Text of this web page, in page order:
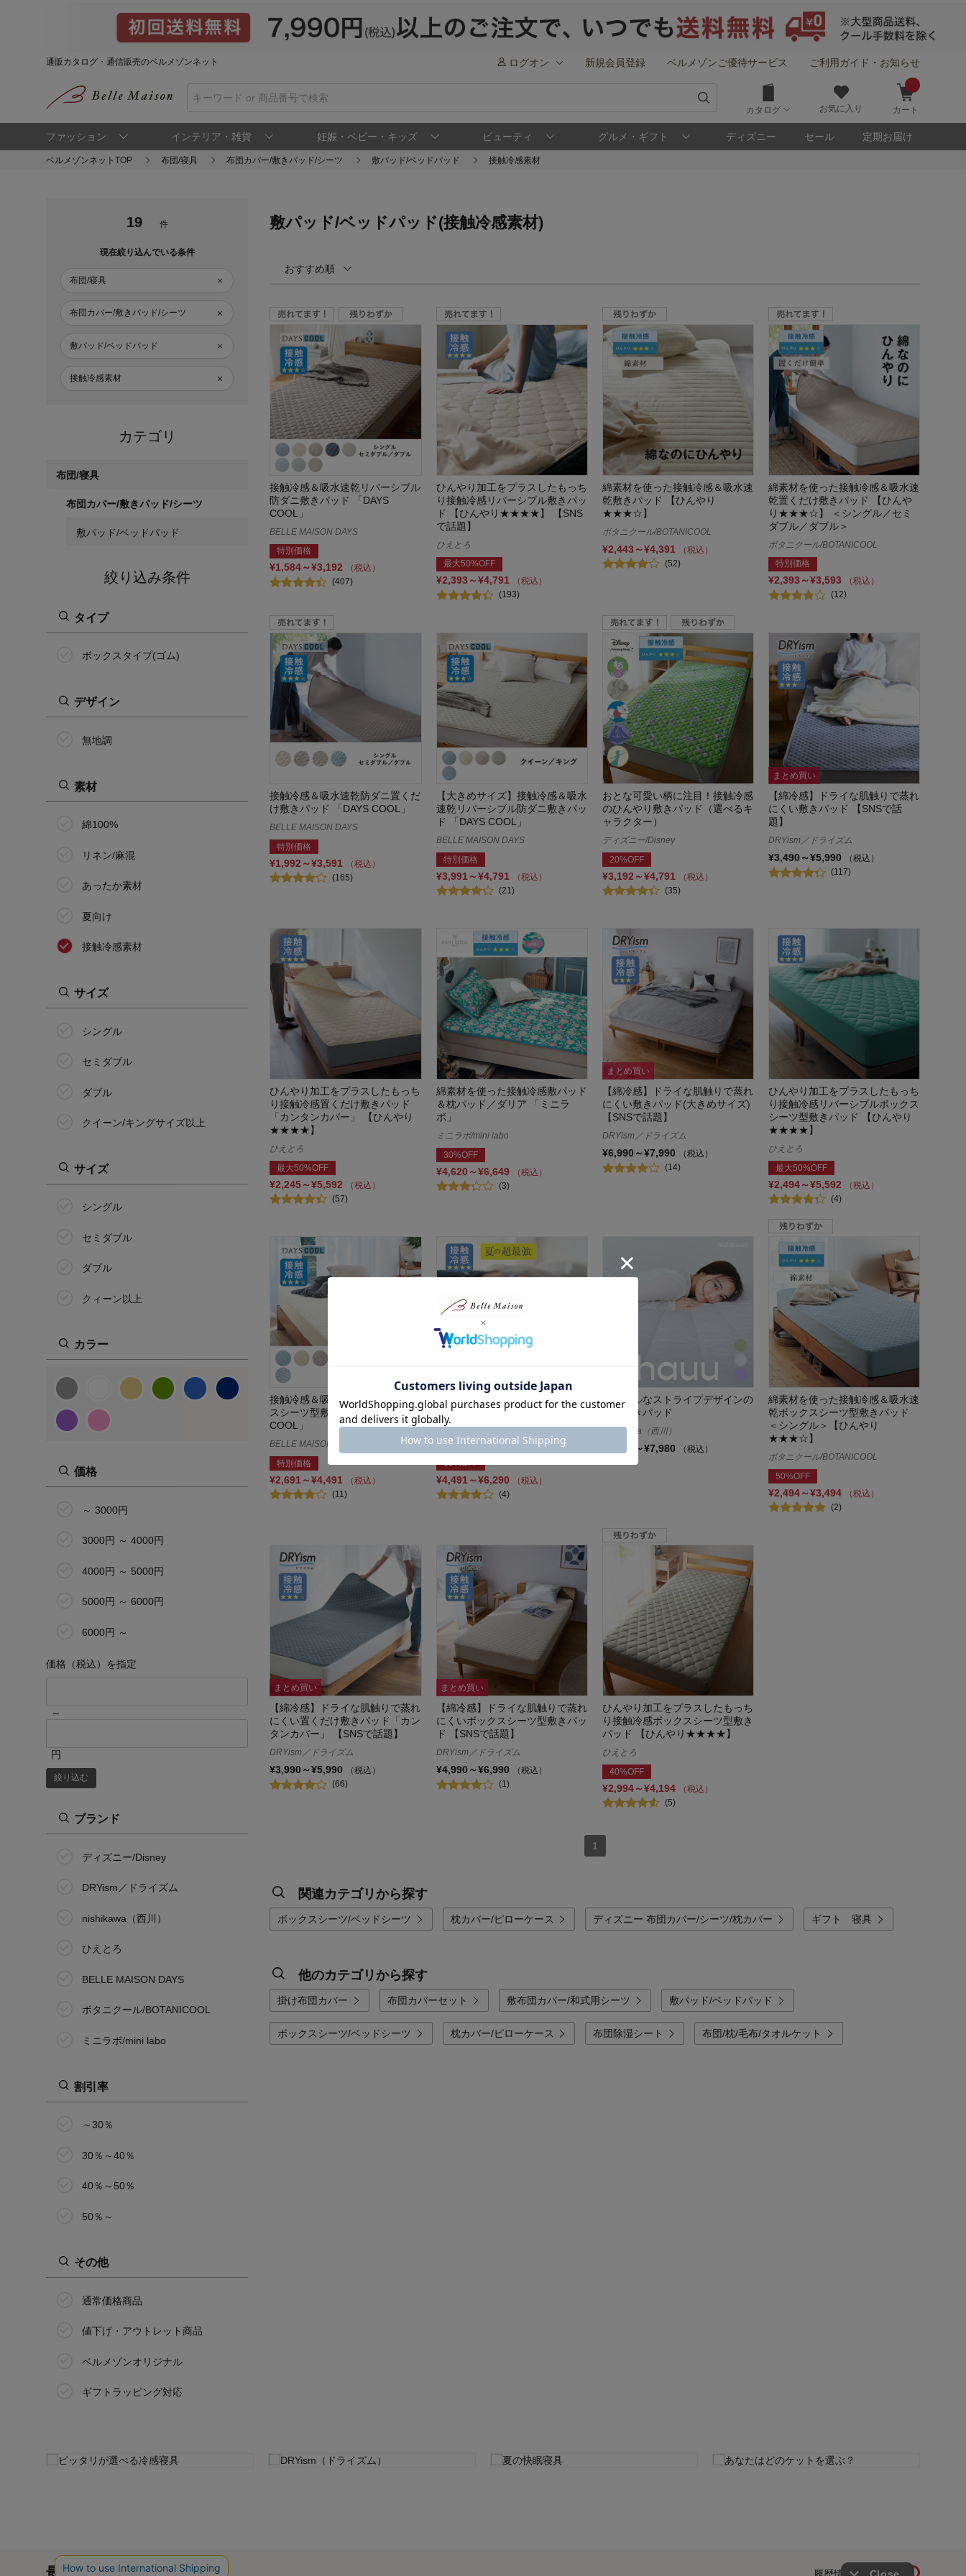
通販カタログ・通信販売のベルメゾンネット ログオン 新規会員登録 ベルメゾンご優待サービス ご利用ガイド・お知らせ
カタログ お気に入り カート
ファッション インテリア・雑貨 妊娠・ベビー・キッズ ビューティ グルメ・ギフト ディズニー セール 定期お届け
ベルメゾンネットTOP 布団/寝具 布団カバー/敷きパッド/シーツ 敷パッド/ベッドパッド 接触冷感素材
19 件
現在絞り込んでいる条件
布団/寝具
布団カバー/敷きパッド/シーツ
敷パッド/ベッドパッド
接触冷感素材
カテゴリ
布団/寝具
布団カバー/敷きパッド/シーツ
敷パッド/ベッドパッド
絞り込み条件
タイプ
ボックスタイプ(ゴム)
デザイン
無地調
素材
綿100%
リネン/麻混
あったか素材
夏向け
接触冷感素材
サイズ
シングル
セミダブル
ダブル
クイーン/キングサイズ以上
サイズ
シングル
セミダブル
ダブル
クィーン以上
カラー
価格
～ 3000円
3000円 ～ 4000円
4000円 ～ 5000円
5000円 ～ 6000円
6000円 ～
価格（税込）を指定
～
円
絞り込む
ブランド
ディズニー/Disney
DRYism／ドライズム
nishikawa（西川）
ひえとろ
BELLE MAISON DAYS
ボタニクール/BOTANICOOL
ミニラボ/mini labo
割引率
～30％
30％～40％
40％～50％
50％～
その他
通常価格商品
値下げ・アウトレット商品
ベルメゾンオリジナル
ギフトラッピング対応
敷パッド/ベッドパッド(接触冷感素材)
おすすめ順
接触冷感＆吸水速乾リバーシブル
防ダニ敷きパッド 「DAYS
COOL」
BELLE MAISON DAYS
特別価格
¥1,584～¥3,192
（税込）
(407)
ひんやり加工をプラスしたもっち
り接触冷感リバーシブル敷きパッ
ド 【ひんやり★★★★】 【SNS
で話題】
ひえとろ
最大50%OFF
¥2,393～¥4,791
（税込）
(193)
綿素材を使った接触冷感＆吸水速
乾敷きパッド 【ひんやり
★★★☆】
ボタニクール/BOTANICOOL
¥2,443～¥4,391
（税込）
(52)
綿素材を使った接触冷感＆吸水速
乾置くだけ敷きパッド 【ひんや
り★★★☆】 ＜シングル／セミ
ダブル／ダブル＞
ボタニクール/BOTANICOOL
特別価格
¥2,393～¥3,593
（税込）
(12)
接触冷感＆吸水速乾防ダニ置くだ
け敷きパッド 「DAYS COOL」
BELLE MAISON DAYS
特別価格
¥1,992～¥3,591
（税込）
(165)
【大きめサイズ】接触冷感＆吸水
速乾リバーシブル防ダニ敷きパッ
ド 「DAYS COOL」
BELLE MAISON DAYS
特別価格
¥3,991～¥4,791
（税込）
(21)
おとな可愛い柄に注目！接触冷感
のひんやり敷きパッド（選べるキ
ャラクター）
ディズニー/Disney
20%OFF
¥3,192～¥4,791
（税込）
(35)
まとめ買い
【綿冷感】ドライな肌触りで蒸れ
にくい敷きパッド 【SNSで話
題】
DRYism／ドライズム
¥3,490～¥5,990
（税込）
(117)
ひんやり加工をプラスしたもっち
り接触冷感置くだけ敷きパッド
「カンタンカバー」 【ひんやり
★★★★】
ひえとろ
最大50%OFF
¥2,245～¥5,592
（税込）
(57)
綿素材を使った接触冷感敷パッド
＆枕パッド／ダリア 「ミニラ
ボ」
ミニラボ/mini labo
30%OFF
¥4,620～¥6,649
（税込）
(3)
まとめ買い
【綿冷感】ドライな肌触りで蒸れ
にくい敷きパッド(大きめサイズ)
【SNSで話題】
DRYism／ドライズム
¥6,990～¥7,990
（税込）
(14)
ひんやり加工をプラスしたもっち
り接触冷感リバーシブルボックス
シーツ型敷きパッド 【ひんやり
★★★★】
ひえとろ
最大50%OFF
¥2,494～¥5,592
（税込）
(4)
接触冷感＆吸水速乾防ダニボック
スシーツ型敷きパッド 「DAYS
COOL」
BELLE MAISON DAYS
特別価格
¥2,691～¥4,491
（税込）
(11)
冷たさが持続するもっちり接触冷
感リバーシブル敷きパッド 【ひ
んやり★★★★】
ひえとろ
10%OFF
¥4,491～¥6,290
（税込）
(4)
シンプルなストライプデザインの
冷感敷きパッド
nishikawa（西川）
¥5,980～¥7,980 （税込）
綿素材を使った接触冷感＆吸水速
乾ボックスシーツ型敷きパッド
＜シングル＞【ひんやり
★★★☆】
ボタニクール/BOTANICOOL
50%OFF
¥2,494～¥3,494
（税込）
(2)
まとめ買い
【綿冷感】ドライな肌触りで蒸れ
にくい置くだけ敷きパッド「カン
タンカバー」 【SNSで話題】
DRYism／ドライズム
¥3,990～¥5,990
（税込）
(66)
まとめ買い
【綿冷感】ドライな肌触りで蒸れ
にくいボックスシーツ型敷きパッ
ド 【SNSで話題】
DRYism／ドライズム
¥4,990～¥6,990
（税込）
(1)
ひんやり加工をプラスしたもっち
り接触冷感ボックスシーツ型敷き
パッド 【ひんやり★★★★】
ひえとろ
40%OFF
¥2,994～¥4,194
（税込）
(5)
1
関連カテゴリから探す
ボックスシーツ/ベッドシーツ 枕カバー/ピローケース ディズニー 布団カバー/シーツ/枕カバー ギフト 寝具
他のカテゴリから探す
掛け布団カバー 布団カバーセット 敷布団カバー/和式用シーツ 敷パッド/ベッドパッド
ボックスシーツ/ベッドシーツ 枕カバー/ピローケース 布団除湿シート 布団/枕/毛布/タオルケット
最近チェックした商品